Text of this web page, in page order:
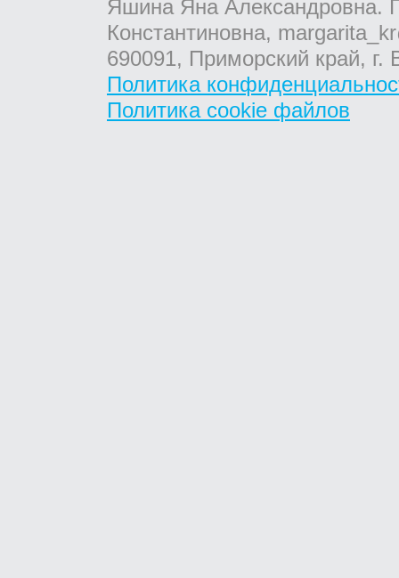
Яшина Яна Александровна.
Константиновна,
690091, Приморский край,
Политика
Политика cookie файлов